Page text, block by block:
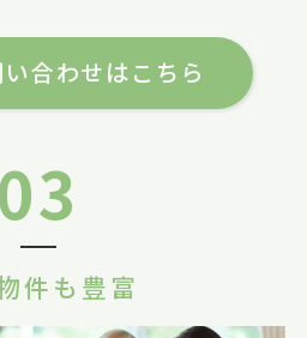
合わせはこちら
03
件も豊富